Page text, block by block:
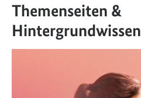
Themenseiten &
Hintergrundwissen